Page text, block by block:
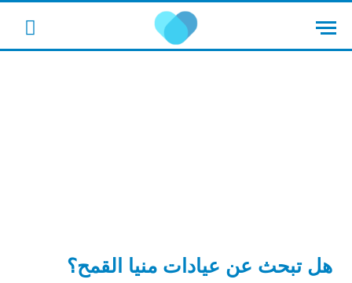
هل تبحث عن عيادات منيا القمح؟